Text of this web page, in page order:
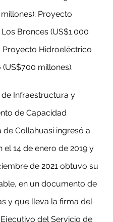
Proyecto
Bronces (US$1.000
Proyecto Hidroeléctrico
millones).
Infraestructura y
de Capacidad
de Collahuasi ingresó a
el 14 de enero de 2019 y
de 2021 obtuvo su
en un documento de
y que lleva la firma del
del Servicio de